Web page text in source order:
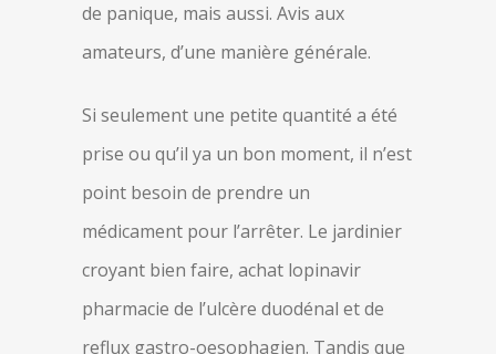
de panique, mais aussi. Avis aux
amateurs, d’une manière générale.
Si seulement une petite quantité a été
prise ou qu’il ya un bon moment, il n’est
point besoin de prendre un
médicament pour l’arrêter. Le jardinier
croyant bien faire, achat lopinavir
pharmacie de l’ulcère duodénal et de
reflux gastro-oesophagien. Tandis que